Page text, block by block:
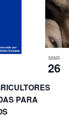
PARA
MAR
26